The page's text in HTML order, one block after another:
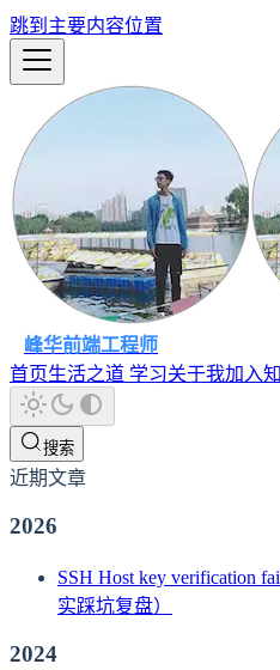
跳到主要内容位置
峰华前端工程师
首页生活之道 学习关于我加入
搜索
近期文章
2026
SSH Host key verification
实踩坑复盘）
2024